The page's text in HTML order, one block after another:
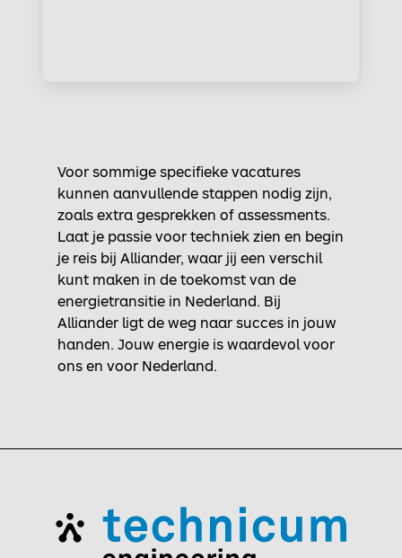
Voor sommige specifieke vacatures
kunnen aanvullende stappen nodig zijn,
zoals extra gesprekken of assessments.
Laat je passie voor techniek zien en begin
je reis bij Alliander, waar jij een verschil
kunt maken in de toekomst van de
energietransitie in Nederland. Bij
Alliander ligt de weg naar succes in jouw
handen. Jouw energie is waardevol voor
ons en voor Nederland.